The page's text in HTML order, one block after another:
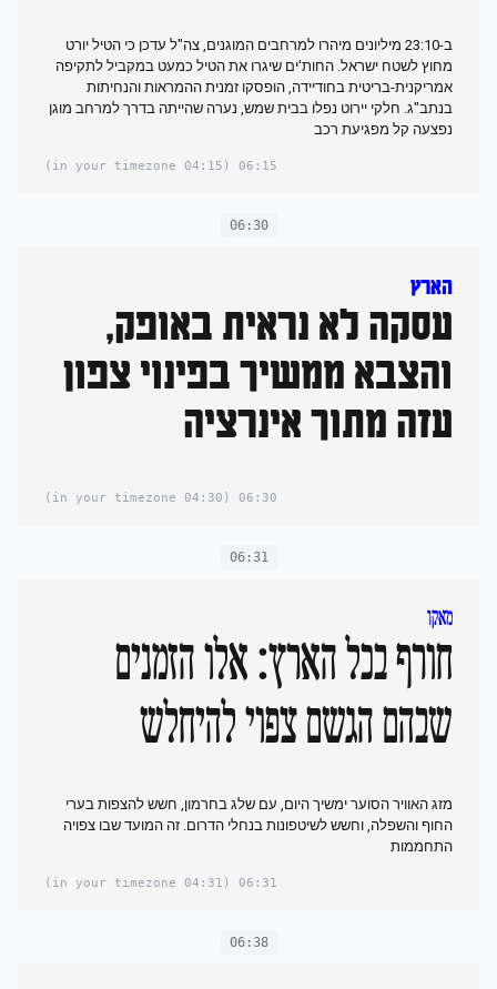
ב-23:10 מיליונים מיהרו למרחבים המוגנים, צה"ל עדכן כי הטיל יורט
מחוץ לשטח ישראל. החות'ים שיגרו את הטיל כמעט במקביל לתקיפה
אמריקנית-בריטית בחודיידה, הופסקו זמנית ההמראות והנחיתות
בנתב"ג. חלקי יירוט נפלו בבית שמש, נערה שהייתה בדרך למרחב מוגן
נפצעה קל מפגיעת רכב
06:15
(04:15 in your timezone)
06:30
הארץ
עסקה לא נראית באופק,
והצבא ממשיך בפינוי צפון
עזה מתוך אינרציה
06:30
(04:30 in your timezone)
06:31
מאקו
חורף בכל הארץ: אלו הזמנים
שבהם הגשם צפוי להיחלש
מזג האוויר הסוער ימשיך היום, עם שלג בחרמון, חשש להצפות ‏בערי
החוף ‏והשפלה, וחשש לשיטפונות בנחלי הדרום. זה המועד שבו צפויה
התחממות
06:31
(04:31 in your timezone)
06:38